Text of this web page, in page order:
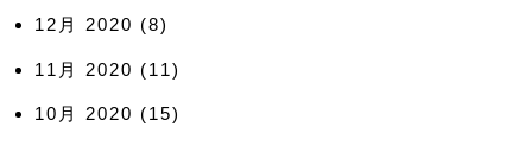
12月 2020 (8)
11月 2020 (11)
10月 2020 (15)